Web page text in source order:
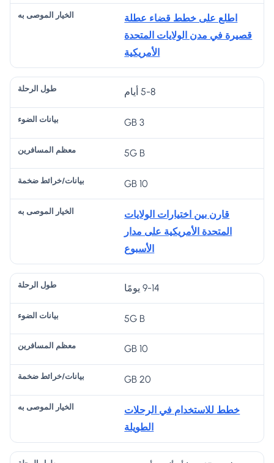
ل
ض
و
ء
س
اف
ن
ط
ض
م
و
ص
ى
به
اطلع على خطط قضاء عطلة
قصيرة في مدن الولايات المتحدة
الأمريكية
5-8 أيام
3 GB
5G B
10 GB
قارن بين اختيارات الولايات
المتحدة الأمريكية على مدار
الأسبوع
9-14 يومًا
5G B
10 GB
20 GB
خطط للاستخدام في الرحلات
الطويلة